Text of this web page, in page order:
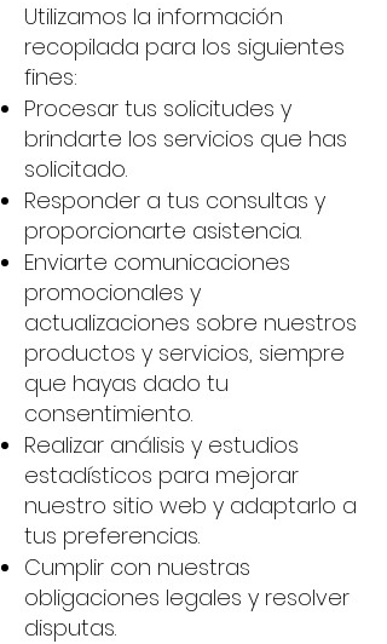
Utilizamos la información
recopilada para los siguientes
fines:
Procesar tus solicitudes y
brindarte los servicios que has
solicitado.
Responder a tus consultas y
proporcionarte asistencia.
Enviarte comunicaciones
promocionales y
actualizaciones sobre nuestros
productos y servicios, siempre
que hayas dado tu
consentimiento.
Realizar análisis y estudios
estadísticos para mejorar
nuestro sitio web y adaptarlo a
tus preferencias.
Cumplir con nuestras
obligaciones legales y resolver
disputas.